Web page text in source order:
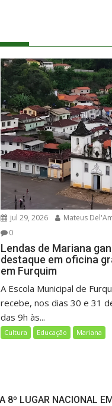
jul 29, 2026
Mateus
0
Lendas de Mariana
destaque em oficina
em Furquim
A Escola Municipal de
recebe, nos dias 30 e 31
das 9h às...
Cultura Educação Mariana
8º LUGAR NACIONAL